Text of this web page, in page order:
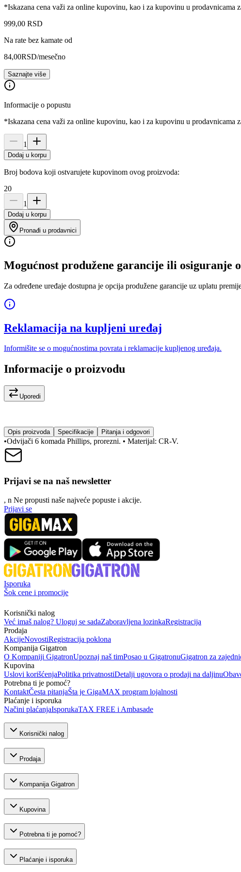
*Iskazana cena važi za online kupovinu, kao i za kupovinu u prodavnicama
999,00 RSD
Na rate bez kamate od
84,00RSD/mesečno
Saznajte više
Informacije o popustu
*Iskazana cena važi za online kupovinu, kao i za kupovinu u prodavnicama
1
Dodaj u korpu
Broj bodova koji ostvarujete kupovinom ovog proizvoda:
20
1
Dodaj u korpu
Pronađi u prodavnici
Mogućnost produžene garancije ili osiguranje
Za određene uređaje dostupna je opcija produžene garancije uz uplatu
Reklamacija na kupljeni uređaj
Informišite se o mogućnostima povrata i reklamacije kupljenog uređaja.
Informacije o proizvodu
Uporedi
Opis proizvoda Specifikacije Pitanja i odgovori
•Odvijači 6 komada Phillips, prorezni. • Materijal: CR-V.
Prijavi se na naš newsletter
, n Ne propusti naše najveće popuste i akcije.
Prijavi se
Isporuka
Šok cene i promocije
Korisnički nalog
Već imaš nalog? Uloguj se sadaZaboravljena lozinkaRegistracija
Prodaja
AkcijeNovostiRegistracija poklona
Kompanija Gigatron
O Kompaniji GigatronUpoznaj naš timPosao u GigatronuGigatron za
Kupovina
Uslovi korišćenjaPolitika privatnostiDetalji ugovora o prodaji na daljinu
Potrebna ti je pomoć?
KontaktČesta pitanjaŠta je GigaMAX program lojalnosti
Plaćanje i isporuka
Načini plaćanjaIsporukaTAX FREE i Ambasade
Korisnički nalog
Prodaja
Kompanija Gigatron
Kupovina
Potrebna ti je pomoć?
Plaćanje i isporuka